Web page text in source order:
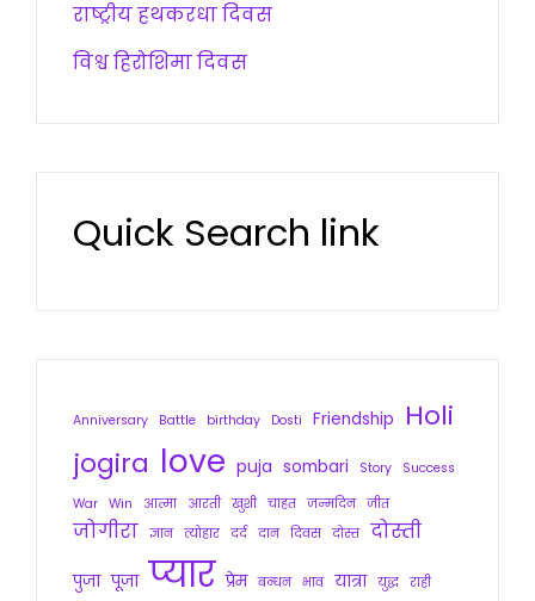
राष्ट्रीय हथकरधा दिवस
विश्व हिरोशिमा दिवस
Quick Search link
Anniversary Battle birthday Dosti Friendship
Holi
jogira love puja sombari Story
Success
War Win आत्मा आरती खुशी चाहत जन्मदिन जीत
जोगीरा ज्ञान त्योहार दर्द दान दिवस दोस्त दोस्ती
पुजा पूजा प्यार प्रेम बन्धन भाव यात्रा युद्ध राही